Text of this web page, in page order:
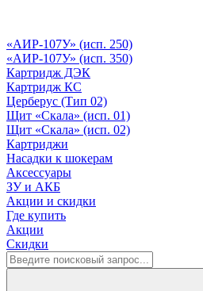
«АИР-107У» (исп. 250)
«АИР-107У» (исп. 350)
Картридж ДЭК
Картридж КС
Церберус (Тип 02)
Щит «Скала» (исп. 01)
Щит «Скала» (исп. 02)
Картриджи
Насадки к шокерам
Аксессуары
ЗУ и АКБ
Акции и скидки
Где купить
Акции
Скидки